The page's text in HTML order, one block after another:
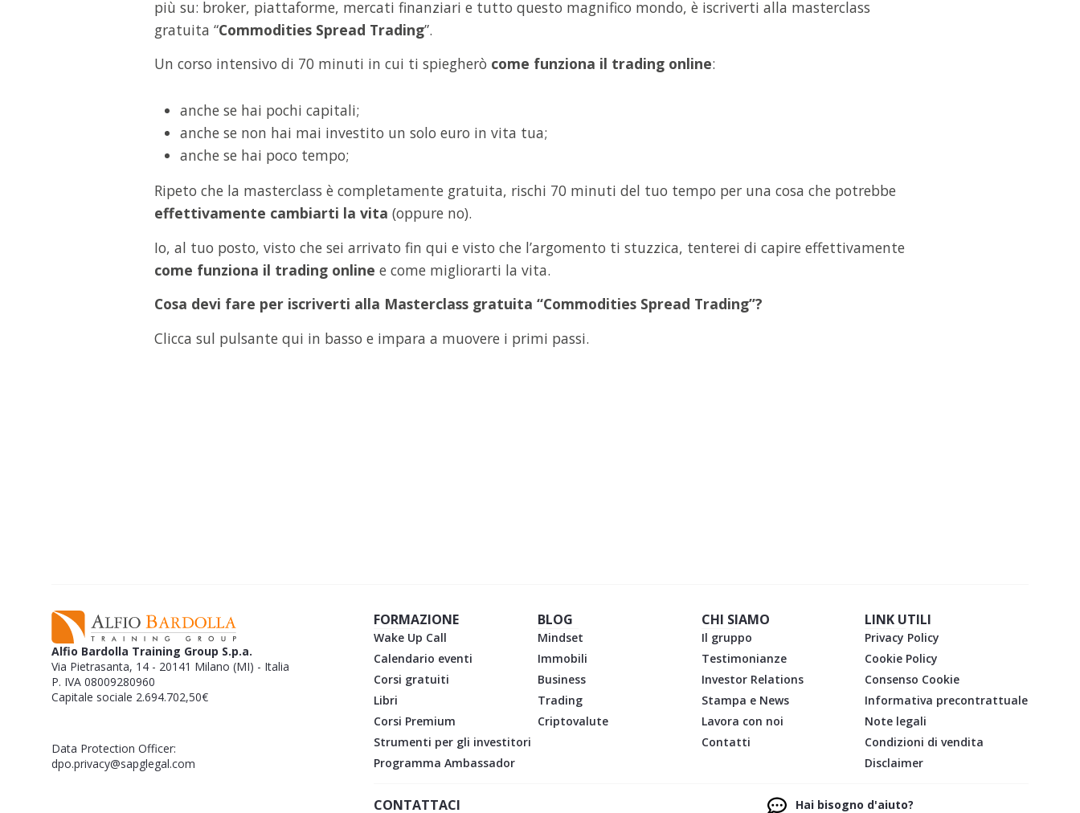
più su: broker, piattaforme, mercati finanziari e tutto questo magnifico mondo, è iscriverti alla masterclass
gratuita “Commodities Spread Trading”.
Un corso intensivo di 70 minuti in cui ti spiegherò come funziona il trading online:
anche se hai pochi capitali;
anche se non hai mai investito un solo euro in vita tua;
anche se hai poco tempo;
Ripeto che la masterclass è completamente gratuita, rischi 70 minuti del tuo tempo per una cosa che potrebbe
effettivamente cambiarti la vita (oppure no).
Io, al tuo posto, visto che sei arrivato fin qui e visto che l’argomento ti stuzzica, tenterei di capire effettivamente
come funziona il trading online e come migliorarti la vita.
Cosa devi fare per iscriverti alla Masterclass gratuita “Commodities Spread Trading”?
Clicca sul pulsante qui in basso e impara a muovere i primi passi.
Alfio Bardolla Training Group S.p.a.
Via Pietrasanta, 14 - 20141 Milano (MI) - Italia
P. IVA 08009280960
Capitale sociale 2.694.702,50€
Data Protection Officer:
dpo.privacy@sapglegal.com
FORMAZIONE
Wake Up Call
Calendario eventi
Corsi gratuiti
Libri
Corsi Premium
Strumenti per gli investitori
Programma Ambassador
BLOG
Mindset
Immobili
Business
Trading
Criptovalute
CHI SIAMO
Il gruppo
Testimonianze
Investor Relations
Stampa e News
Lavora con noi
Contatti
LINK UTILI
Privacy Policy
Cookie Policy
Consenso Cookie
Informativa precontrattuale
Note legali
Condizioni di vendita
Disclaimer
CONTATTACI Hai bisogno d'aiuto?